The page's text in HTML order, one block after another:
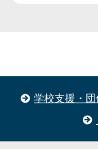
学校支援・団